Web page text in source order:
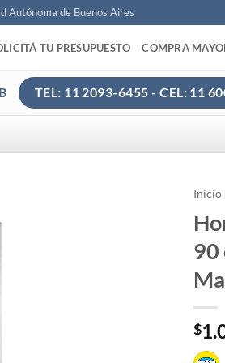
Autónoma de Buenos Aires
TU PRESUPUESTO COMPRA
TEL: 11 2093-6455 - CEL: 11
Inicio
90
$